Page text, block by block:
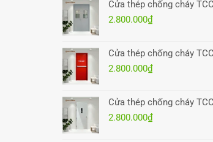
Cửa thép chống cháy
2.800.000₫
Cửa thép chống cháy
2.800.000₫
Cửa thép chống cháy
2.800.000₫